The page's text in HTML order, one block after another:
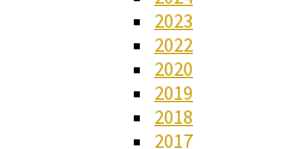
2023
2022
2020
2019
2018
2017